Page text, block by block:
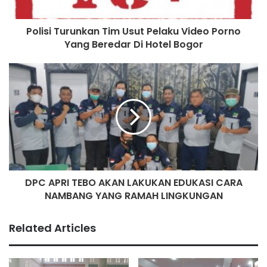
Polisi Turunkan Tim Usut Pelaku Video Porno
Yang Beredar Di Hotel Bogor
DPC APRI TEBO AKAN LAKUKAN EDUKASI CARA
NAMBANG YANG RAMAH LINGKUNGAN
Related Articles